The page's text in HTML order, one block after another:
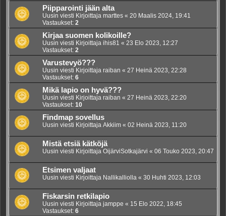
Piipparointi jään alta
Uusin viesti Kirjoittaja marttes « 20 Maalis 2024, 19:41
Vastaukset: 2
Kirjaa suomen kolikoille?
Uusin viesti Kirjoittaja ihis81 « 23 Elo 2023, 12:27
Vastaukset: 2
Varustevyö???
Uusin viesti Kirjoittaja raiban « 27 Heinä 2023, 22:28
Vastaukset: 6
Mikä lapio on hyvä???
Uusin viesti Kirjoittaja raiban « 27 Heinä 2023, 22:20
Vastaukset: 10
Findmap sovellus
Uusin viesti Kirjoittaja Akkiim « 02 Heinä 2023, 11:20
Mistä etsiä kätköjä
Uusin viesti Kirjoittaja OijärviSotkajärvi « 06 Touko 2023, 20:47
Etsimen valjaat
Uusin viesti Kirjoittaja Nallikalliolla « 30 Huhti 2023, 12:03
Fiskarsin retkilapio
Uusin viesti Kirjoittaja jamppe « 15 Elo 2022, 18:45
Vastaukset: 6